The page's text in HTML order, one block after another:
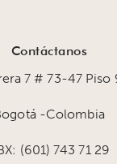
Contáctanos
7 # 73-47 Piso
-Colombia
(601) 743 71 29